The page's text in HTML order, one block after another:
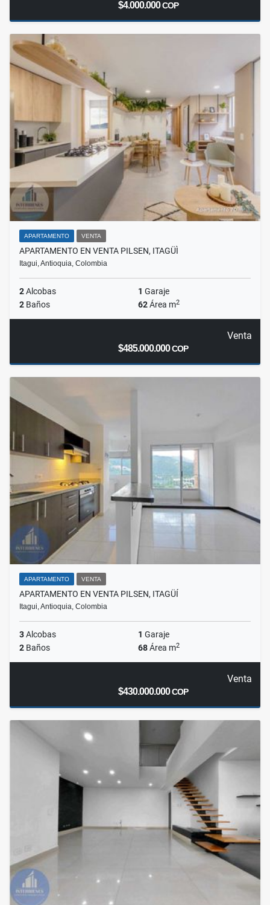
$4.000.000COP
APARTAMENTO VENTA
APARTAMENTO EN VENTA PILSEN, ITAGÜÌ
Itagui, Antioquia, Colombia
2Alcobas 1 Garaje
2 Baños 62Área m2
Venta
$485.000.000COP
APARTAMENTO VENTA
APARTAMENTO EN VENTA PILSEN, ITAGÜÍ
Itagui, Antioquia, Colombia
3Alcobas 1 Garaje
2 Baños 68Área m2
Venta
$430.000.000COP